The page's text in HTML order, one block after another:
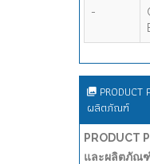
-
ผลิตภัณฑ์
PRODUCT
และผลิตภัณ